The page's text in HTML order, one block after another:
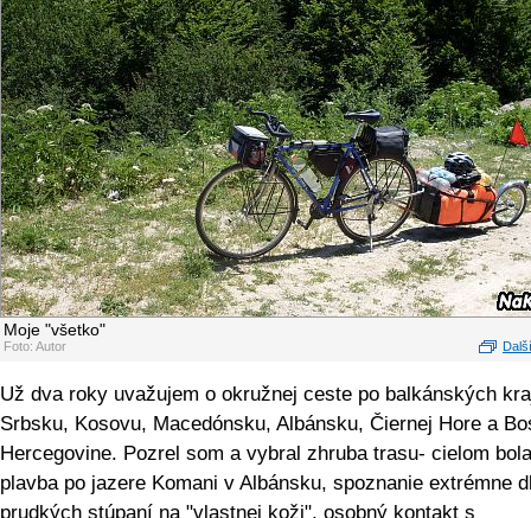
Moje "všetko"
Foto: Autor
Už dva roky uvažujem o okružnej ceste po balkánských
Srbsku, Kosovu, Macedónsku, Albánsku, Čiernej Hore a
Hercegovine. Pozrel som a vybral zhruba trasu- cielom bola
plavba po jazere Komani v Albánsku, spoznanie extrémne
prudkých stúpaní na "vlastnej koži", osobný kontakt s